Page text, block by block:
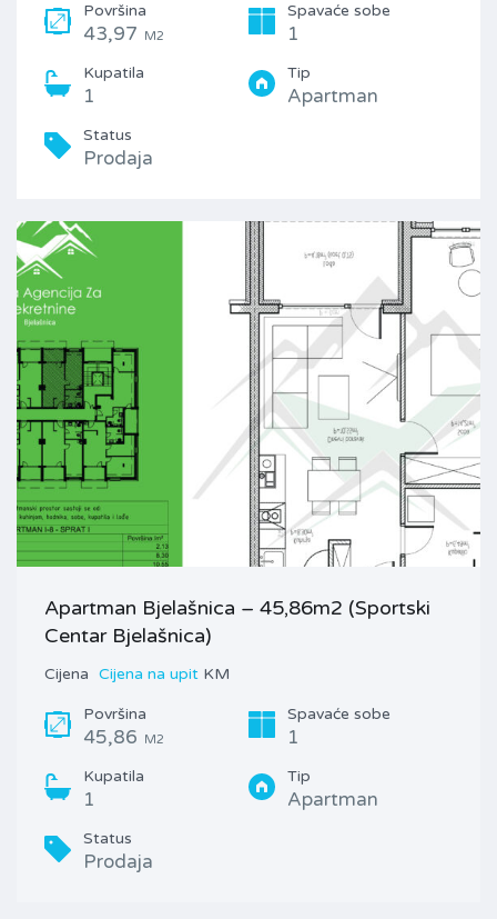
Površina
43,97 M2
Spavaće sobe
1
Kupatila
1
Tip
Apartman
Status
Prodaja
Apartman Bjelašnica – 45,86m2 (Sportski
Centar Bjelašnica)
Cijena Cijena na upit KM
Površina
45,86 M2
Spavaće sobe
1
Kupatila
1
Tip
Apartman
Status
Prodaja